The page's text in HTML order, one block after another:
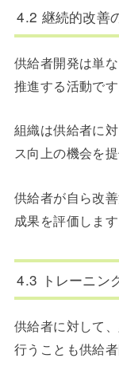
4.2 継続的改善
供給者開発は単
推進する活動です
組織は供給者に
ス向上の機会を
供給者が自ら改
成果を評価します
4.3 トレーニン
供給者に対して
行うことも供給